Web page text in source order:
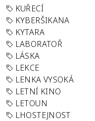
KUŘECÍ
KYBERŠIKANA
KYTARA
LABORATOŘ
LÁSKA
LEKCE
LENKA VYSOKÁ
LETNÍ KINO
LETOUN
LHOSTEJNOST